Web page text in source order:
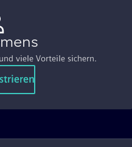
viele Vorteile sichern.